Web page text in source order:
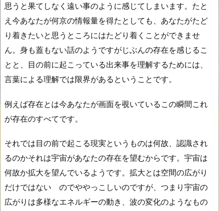
思うと果てしなく遠い事のように感じてしまいます。たと
え今あなたが何京の情報量を得たとしても、あなたがたど
り着きたいと思うところにはたどり着くことができませ
ん。身も蓋もない話のようですがじぶんの存在を感じるこ
とと、目の前に起こっている出来事を理解するためには、
言葉による理解では限界があるということです。
例えば存在とは今あなたが画面を覗いているこの瞬間これ
が存在のすべてです。
それでは目の前で起こる現実というものは何故、認識され
るのかそれは宇宙があなたの存在を望むからです。宇宙は
何故か拡大を望んでいるようです。拡大とは空間の広がり
だけではない のでややっこしいのですが、つまり宇宙の
広がりは多様なエネルギーの動き、波の変化のようなもの